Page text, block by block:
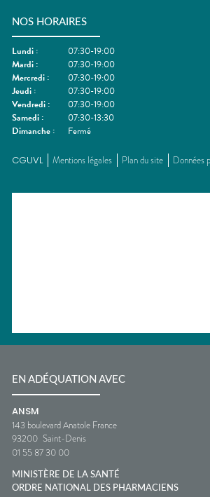
NOS HORAIRES
Lundi :
07:30-19:00
Mardi :
07:30-19:00
Mercredi :
07:30-19:00
Jeudi :
07:30-19:00
Vendredi :
07:30-19:00
Samedi :
07:30-13:30
Dimanche : Fermé
CGUVL Mentions légales Plan du site Données
EN ADÉQUATION AVEC
ANSM
143 boulevard Anatole France
93200 Saint-Denis
01 55 87 30 00
MINISTÈRE DE LA SANTÉ
ORDRE NATIONAL DES PHARMACIENS